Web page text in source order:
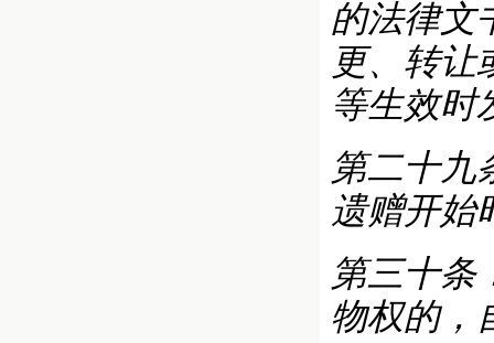
的法律文
更、转让
等生效时
第二十九
遗赠开始
第三十条
物权的，